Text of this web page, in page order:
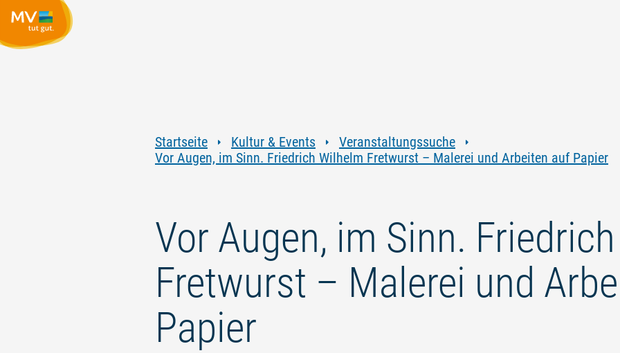
Startseite Kultur & Events
Veranstaltungssuche
Vor Augen, im Sinn. Friedrich Wilhelm Fretwurst – Malerei und Arbeiten auf Papier
Vor Augen, im Sinn.
Fretwurst – Malerei und
Papier